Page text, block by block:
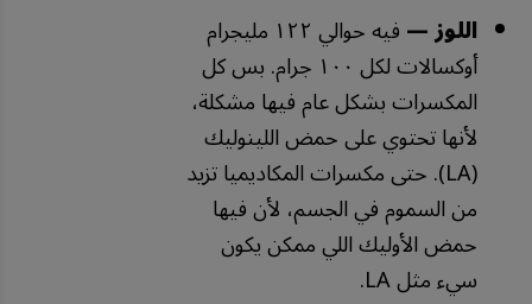
اللوز —
فيه حوالي ١٢٢ مليجرام
أوكسالات لكل ١٠٠ جرام. بس كل
المكسرات بشكل عام فيها مشكلة،
لأنها تحتوي على حمض اللينوليك
(LA). حتى مكسرات المكاديميا تزيد
من السموم في الجسم، لأن فيها
حمض الأوليك اللي ممكن يكون
سيء مثل LA.